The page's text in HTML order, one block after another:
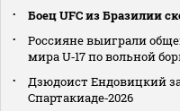
Боец UFC из Бразилии
Россияне выиграли
мира U‑17 по вольной
Дзюдоист Ендовицкий
Спартакиаде‑2026